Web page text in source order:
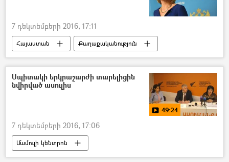
7 դեկտեմբերի 2016, 17:11
Հայաստան Քաղաքականություն
Սպիտակի երկրաշարժի տարելիցին
նվիրված ասուլիս
49:24
7 դեկտեմբերի 2016, 17:06
Մամուլի կենտրոն
Տեսանյութեր մամուլի կենտրոնից